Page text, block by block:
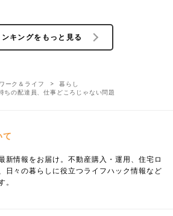
ンキングをもっと見る
ワーク＆ライフ
暮らし
ちの配達員、仕事どころじゃない問題
て
新情報をお届け。不動産購入・運用、住宅ロ
日々の暮らしに役立つライフハック情報など
。